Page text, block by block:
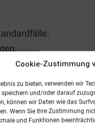
Cookie-Zustimmung
zu bieten, verwenden wir
und/oder darauf
können wir Daten wie das
Wenn Sie Ihre Zustimmung
und Funktionen
seine
kann.